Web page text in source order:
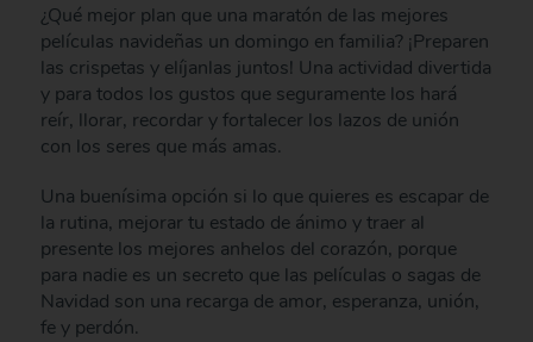
¿Qué mejor plan que una maratón de las mejores
películas navideñas un domingo en familia? ¡Preparen
las crispetas y elíjanlas juntos! Una actividad divertida
y para todos los gustos que seguramente los hará
reír, llorar, recordar y fortalecer los lazos de unión
con los seres que más amas.
Una buenísima opción si lo que quieres es escapar de
la rutina, mejorar tu estado de ánimo y traer al
presente los mejores anhelos del corazón, porque
para nadie es un secreto que las películas o sagas de
Navidad son una recarga de amor, esperanza, unión,
fe y perdón.